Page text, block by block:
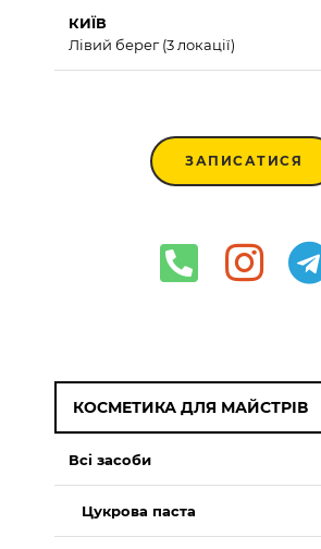
КИЇВ
Лівий берег (3 локації)
ЗАПИСАТИСЯ
КОСМЕТИКА ДЛЯ МАЙСТРІВ
Всі засоби
Цукрова паста